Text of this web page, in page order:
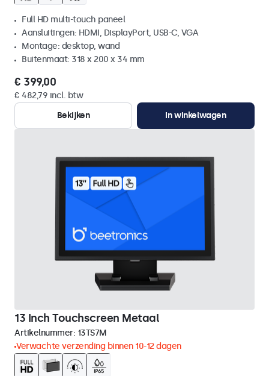
Full HD multi-touch paneel
Aansluitingen: HDMI, DisplayPort, USB-C, VGA
Montage: desktop, wand
Buitenmaat: 318 x 200 x 34 mm
€ 399,00
€ 482,79 incl. btw
Bekijken
In winkelwagen
13 Inch Touchscreen Metaal
Artikelnummer: 13TS7M
Verwachte verzending binnen 10-12 dagen